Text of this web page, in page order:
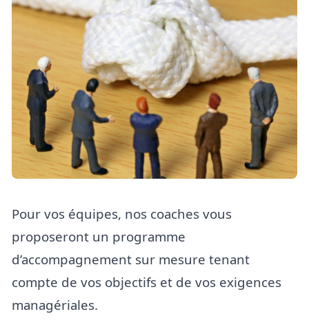
Pour vos équipes, nos coaches vous
proposeront un programme
d’accompagnement sur mesure tenant
compte de vos objectifs et de vos exigences
managériales.